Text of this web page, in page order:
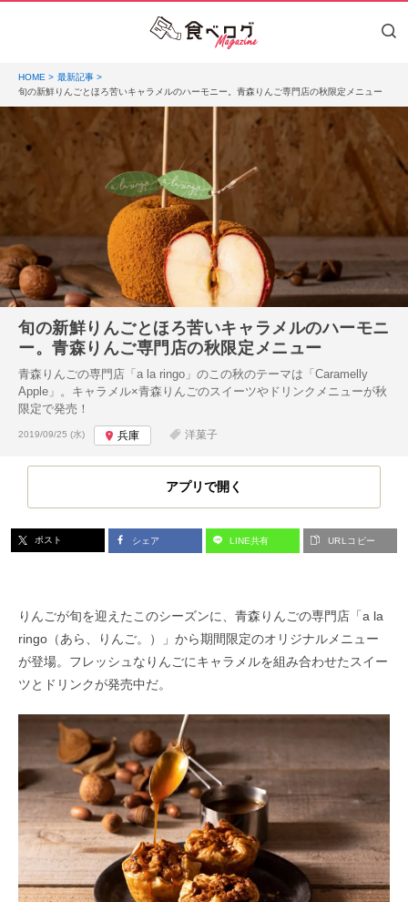
HOME
最新記事
旬の新鮮りんごとほろ苦いキャラメルのハーモニー。青森りんご専門店の秋限定メニュー
旬の新鮮りんごとほろ苦いキャラメルのハーモニ
ー。青森りんご専門店の秋限定メニュー
青森りんごの専門店「a la ringo」のこの秋のテーマは「Caramelly
Apple」。キャラメル×青森りんごのスイーツやドリンクメニューが秋
限定で発売！
投稿日:
2019/09/25 (水) 兵庫 洋菓子
アプリで開く
ポスト シェア LINE共有 URLコピー
りんごが旬を迎えたこのシーズンに、青森りんごの専門店「a la
ringo（あら、りんご。）」から期間限定のオリジナルメニュー
が登場。フレッシュなりんごにキャラメルを組み合わせたスイー
ツとドリンクが発売中だ。